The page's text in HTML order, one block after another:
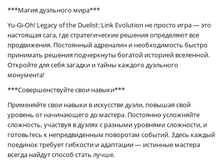
***Магия дуэльного мира***
Yu-Gi-Oh! Legacy of the Duelist: Link Evolution не просто игра — это
настоящая сага, где стратегические решения определяют все
продвижения. Постоянный адреналин и необходимость быстро
принимать решения подчеркнуты богатой историей вселенной.
Откройте для себя загадки и тайны каждого дуэльного
монумента!
***Совершенствуйте свои навыки***
Применяйте свои навыки в искусстве дуэли, повышая свой
уровень от начинающего до мастера. Постоянно усложняйте
сложность, участвуя в дуэлях с разными уровнями сложности, и
готовьтесь к непредвиденным поворотам событий. Здесь каждый
поединок требует гибкости и адаптации — истинные мастера
всегда найдут способ стать лучше.